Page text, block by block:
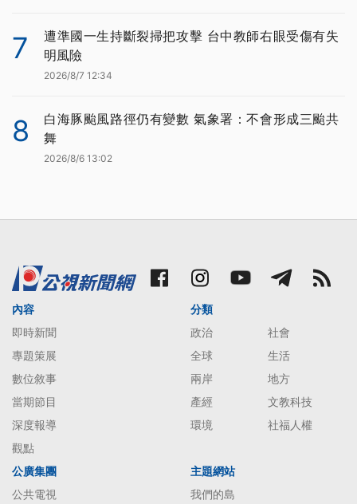
7
遭準國一生持斷裂掃把攻擊 台中教師右眼受傷有失
明風險
2026/8/7 12:34
8
白海豚颱風路徑仍有變數 氣象署：不會形成三颱共
舞
2026/8/6 13:02
內容
即時新聞
專題策展
數位敘事
當期節目
深度報導
觀點
分類
政治
社會
全球
生活
兩岸
地方
產經
文教科技
環境
社福人權
公廣集團
公共電視
主題網站
我們的島